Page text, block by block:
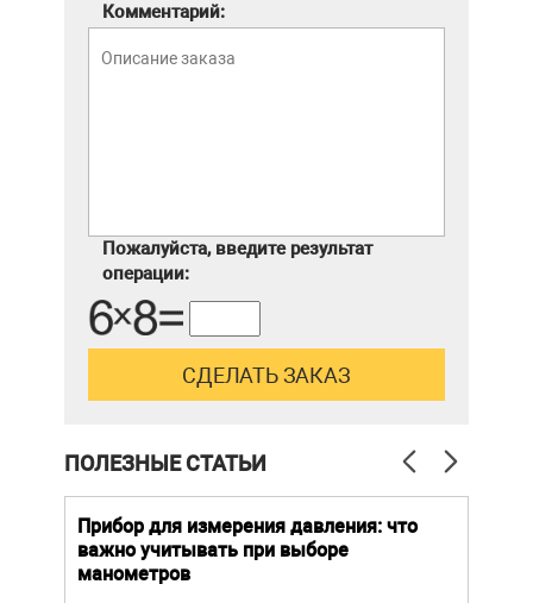
Комментарий:
Пожалуйста, введите результат
операции:
ПОЛЕЗНЫЕ СТАТЬИ
Прибор для измерения давления: что
важно учитывать при выборе
манометров